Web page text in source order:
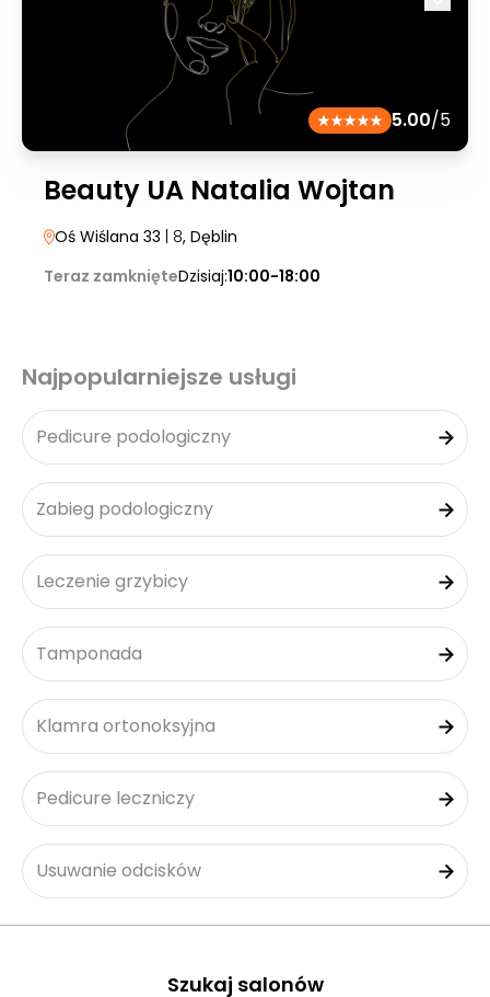
5.00/5
Beauty UA Natalia Wojtan
Oś Wiślana 33 | 8, Dęblin
Teraz zamknięteDzisiaj:10:00-18:00
Najpopularniejsze usługi
Pedicure podologiczny
Zabieg podologiczny
Leczenie grzybicy
Tamponada
Klamra ortonoksyjna
Pedicure leczniczy
Usuwanie odcisków
Szukaj salonów